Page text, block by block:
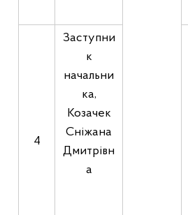
4
Заступни
к
начальни
ка,
Козачек
Сніжана
Дмитрівн
а